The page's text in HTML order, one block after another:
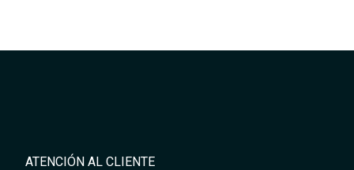
ATENCIÓN AL CLIENTE